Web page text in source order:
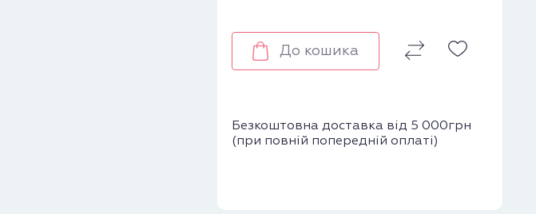
До кошика
Безкоштовна доставка від 5 000грн
(при повній попередній оплаті)